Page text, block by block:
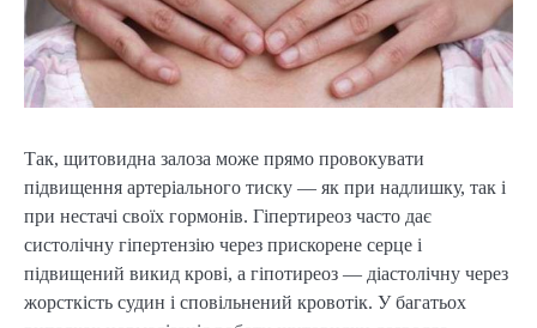
Так, щитовидна залоза може прямо провокувати
підвищення артеріального тиску — як при надлишку, так і
при нестачі своїх гормонів. Гіпертиреоз часто дає
систолічну гіпертензію через прискорене серце і
підвищений викид крові, а гіпотиреоз — діастолічну через
жорсткість судин і сповільнений кровотік. У багатьох